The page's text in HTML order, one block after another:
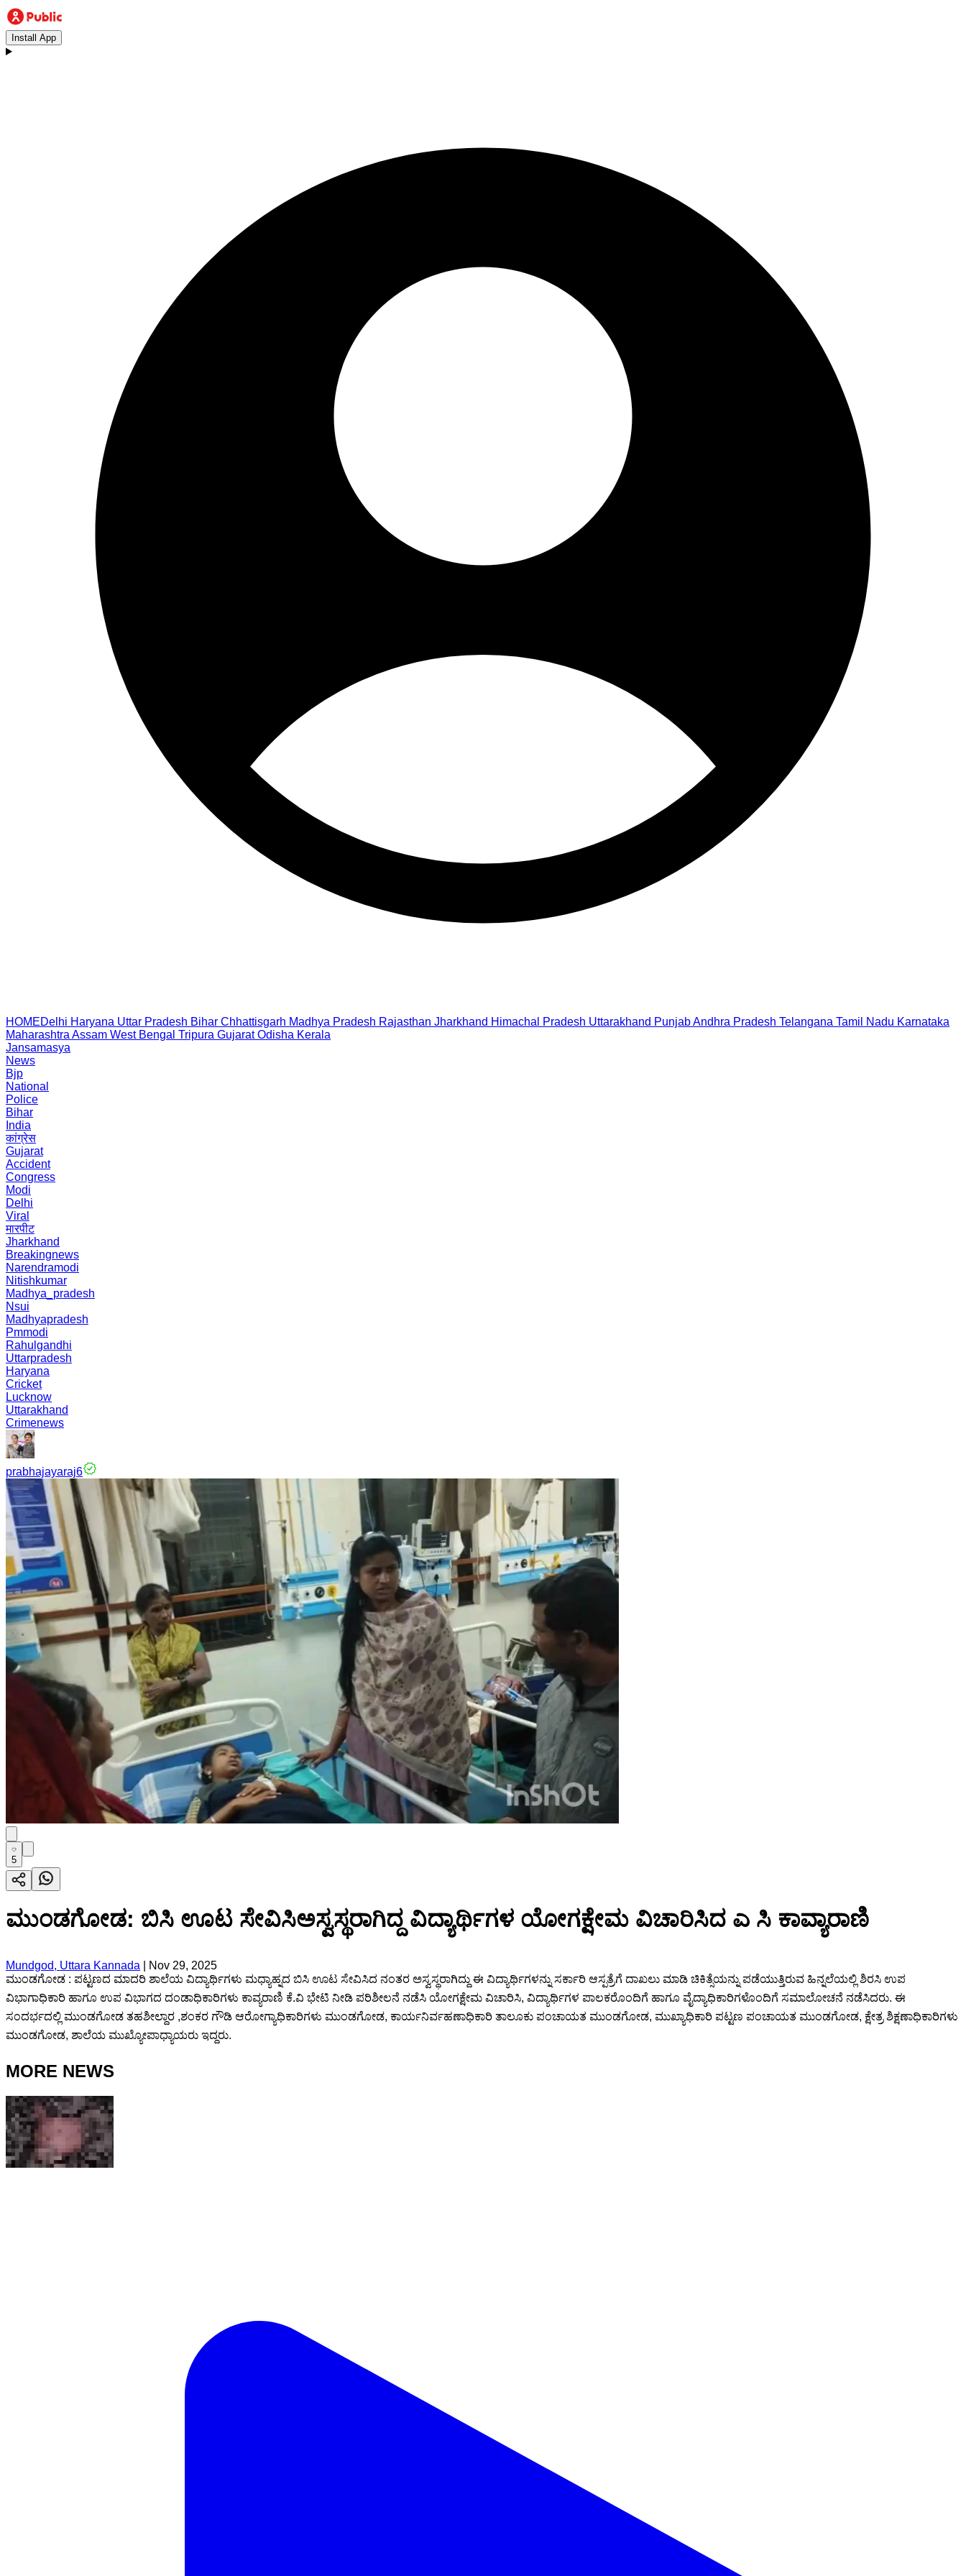
Install App
HOMEDelhi Haryana Uttar Pradesh Bihar Chhattisgarh Madhya Pradesh Rajasthan Jharkhand Himachal Pradesh Uttarakhand PunjabAndhra Pradesh Telangana Tamil Nadu Karnataka
Maharashtra Assam West Bengal Tripura Gujarat Odisha Kerala
Jansamasya
News
Bjp
National
Police
Bihar
India
कांग्रेस
Gujarat
Accident
Congress
Modi
Delhi
Viral
मारपीट
Jharkhand
Breakingnews
Narendramodi
Nitishkumar
Madhya_pradesh
Nsui
Madhyapradesh
Pmmodi
Rahulgandhi
Uttarpradesh
Haryana
Cricket
Lucknow
Uttarakhand
Crimenews
prabhajayaraj6
5
ಮುಂಡಗೋಡ: ಬಿಸಿ ಊಟ ಸೇವಿಸಿಅಸ್ವಸ್ಥರಾಗಿದ್ದ ವಿದ್ಯಾರ್ಥಿಗಳ ಯೋಗಕ್ಷೇಮ ವಿಚಾರಿಸಿದ ಎ ಸಿ ಕಾವ್ಯಾರಾಣಿ
Mundgod, Uttara Kannada
Nov 29, 2025
ಮುಂಡಗೋಡ : ಪಟ್ಟಣದ ಮಾದರಿ ಶಾಲೆಯ ವಿದ್ಯಾರ್ಥಿಗಳು ಮಧ್ಯಾಹ್ನದ ಬಿಸಿ ಊಟ ಸೇವಿಸಿದ ನಂತರ ಅಸ್ವಸ್ಥರಾಗಿದ್ದು ಈ ವಿದ್ಯಾರ್ಥಿಗಳನ್ನು ಸರ್ಕಾರಿ ಆಸ್ಪತ್ರೆಗೆ ದಾಖಲು ಮಾಡಿ ಚಿಕಿತ್ಸೆಯನ್ನು ಪಡೆಯುತ್ತಿರುವ ಹಿನ್ನಲೆಯಲ್ಲಿ ಶಿರಸಿ ಉಪ
ವಿಭಾಗಾಧಿಕಾರಿ ಹಾಗೂ ಉಪ ವಿಭಾಗದ ದಂಡಾಧಿಕಾರಿಗಳು ಕಾವ್ಯರಾಣಿ ಕೆ.ವಿ ಭೇಟಿ ನೀಡಿ ಪರಿಶೀಲನೆ ನಡೆಸಿ ಯೋಗಕ್ಷೇಮ ವಿಚಾರಿಸಿ, ವಿದ್ಯಾರ್ಥಿಗಳ ಪಾಲಕರೊಂದಿಗೆ ಹಾಗೂ ವೈದ್ಯಾಧಿಕಾರಿಗಳೊಂದಿಗೆ ಸಮಾಲೋಚನೆ ನಡೆಸಿದರು. ಈ
ಸಂದರ್ಭದಲ್ಲಿ ಮುಂಡಗೋಡ ತಹಶೀಲ್ದಾರ ,ಶಂಕರ ಗೌಡಿ ಆರೋಗ್ಯಾಧಿಕಾರಿಗಳು ಮುಂಡಗೋಡ, ಕಾರ್ಯನಿರ್ವಹಣಾಧಿಕಾರಿ ತಾಲೂಕು ಪಂಚಾಯತ ಮುಂಡಗೋಡ, ಮುಖ್ಯಾಧಿಕಾರಿ ಪಟ್ಟಣ ಪಂಚಾಯತ ಮುಂಡಗೋಡ, ಕ್ಷೇತ್ರ ಶಿಕ್ಷಣಾಧಿಕಾರಿಗಳು
ಮುಂಡಗೋಡ, ಶಾಲೆಯ ಮುಖ್ಯೋಪಾಧ್ಯಾಯರು ಇದ್ದರು.
MORE NEWS